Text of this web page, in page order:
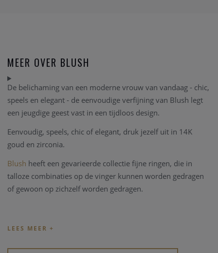
MEER OVER BLUSH
De belichaming van een moderne vrouw van vandaag - chic,
speels en elegant - de eenvoudige verfijning van Blush legt
een jeugdige geest vast in een tijdloos design.
Eenvoudig, speels, chic of elegant, druk jezelf uit in 14K
goud en zirconia.
Blush heeft een gevarieerde collectie fijne ringen, die in
talloze combinaties op de vinger kunnen worden gedragen
of gewoon op zichzelf worden gedragen.